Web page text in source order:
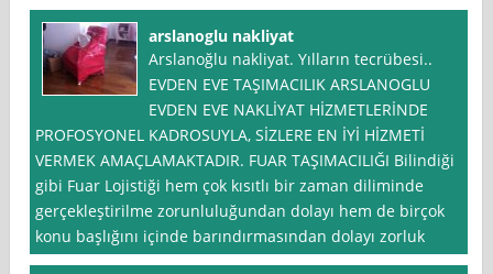
arslanoglu nakliyat
Arslanoğlu nakliyat. Yılların tecrübesi..
EVDEN EVE TAŞIMACILIK ARSLANOGLU
EVDEN EVE NAKLİYAT HİZMETLERİNDE
PROFOSYONEL KADROSUYLA, SİZLERE EN İYİ HİZMETİ
VERMEK AMAÇLAMAKTADIR. FUAR TAŞIMACILIĞI Bilindiği
gibi Fuar Lojistiği hem çok kısıtlı bir zaman diliminde
gerçekleştirilme zorunluluğundan dolayı hem de birçok
konu başlığını içinde barındırmasından dolayı zorluk